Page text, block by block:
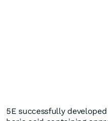
5E successfully